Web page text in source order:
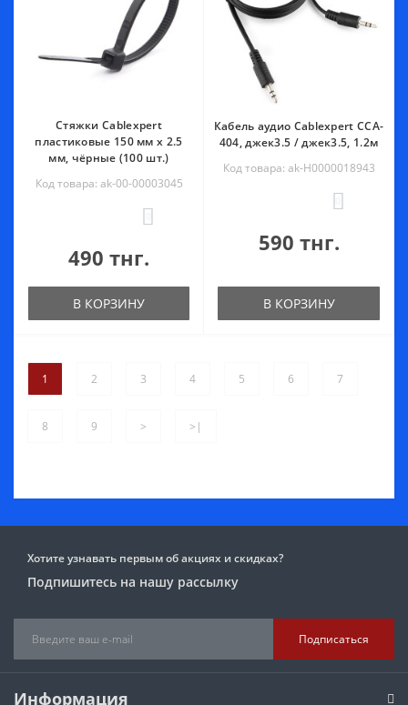
Стяжки Cablexpert
пластиковые 150 мм х 2.5
мм, чёрные (100 шт.)
Код товара: ak-00-00003045
490 тнг.
В КОРЗИНУ
Кабель аудио Cablexpert CCA-
404, джек3.5 / джек3.5, 1.2м
Код товара: ak-Н0000018943
590 тнг.
В КОРЗИНУ
1 2 3 4 5 6 7
8 9 > >|
Хотите узнавать первым об акциях и скидках?
Подпишитесь на нашу рассылку
Подписаться
Информация